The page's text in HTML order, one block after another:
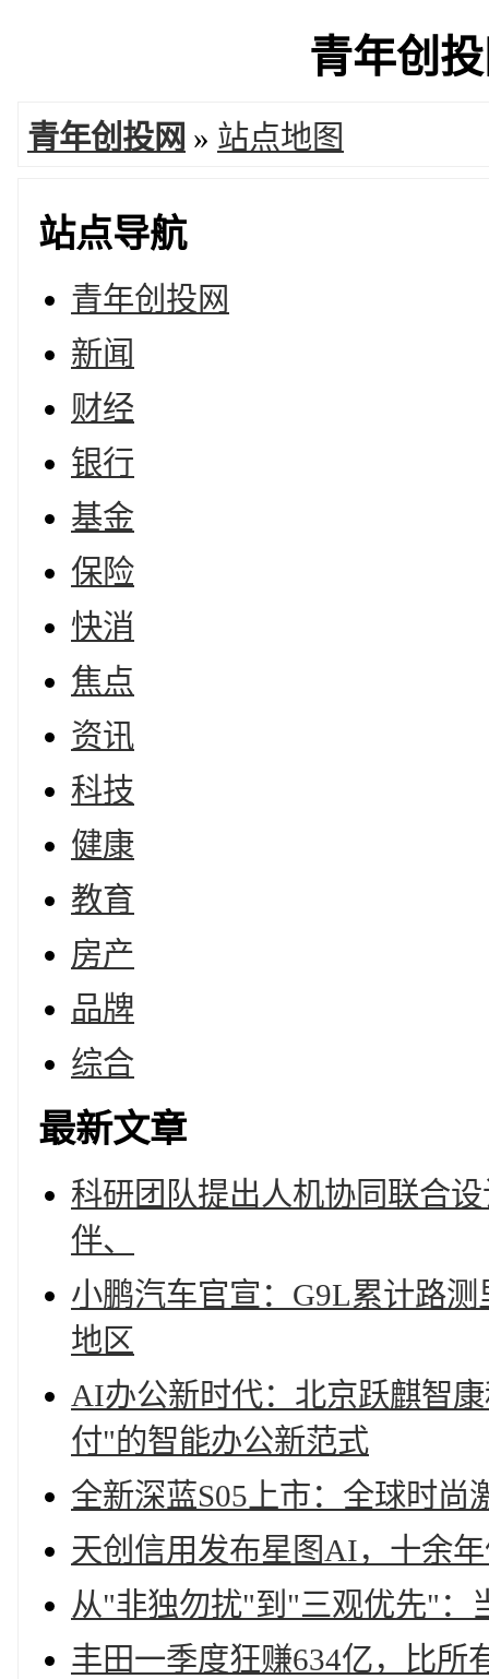
青年创
青年创投网 » 站点地图
站点导航
青年创投网
新闻
财经
银行
基金
保险
快消
焦点
资讯
科技
健康
教育
房产
品牌
综合
最新文章
科研团队提出人机协同联合
伴、
小鹏汽车官宣：G9L累计路
地区
AI办公新时代：北京跃麒智
付"的智能办公新范式
全新深蓝S05上市：全球时尚
天创信用发布星图AI，十余
从"非独勿扰"到"三观优先"：
丰田一季度狂赚634亿，比所